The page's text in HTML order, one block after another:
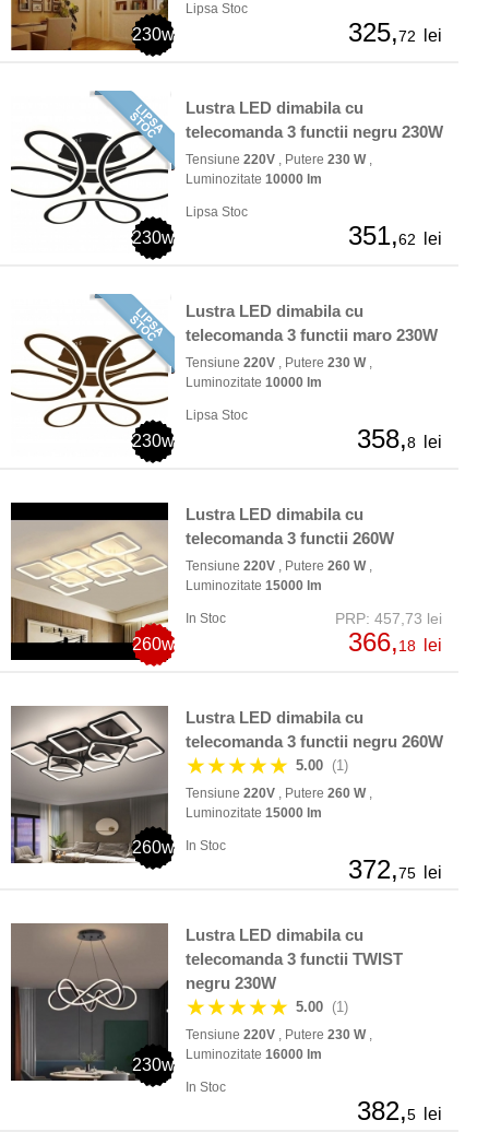
230w
Lipsa Stoc
325,72 lei
230w
Lustra LED dimabila cu
telecomanda 3 functii negru 230W
Tensiune 220V , Putere 230 W,
Luminozitate 10000 lm
Lipsa Stoc
351,62 lei
230w
Lustra LED dimabila cu
telecomanda 3 functii maro 230W
Tensiune 220V , Putere 230 W,
Luminozitate 10000 lm
Lipsa Stoc
358,8 lei
260w
Lustra LED dimabila cu
telecomanda 3 functii 260W
Tensiune 220V , Putere 260 W,
Luminozitate 15000 lm
In Stoc PRP: 457,73 lei
366,18 lei
260w
Lustra LED dimabila cu
telecomanda 3 functii negru 260W
★★★★★ 5.00 (1)
Tensiune 220V , Putere 260 W,
Luminozitate 15000 lm
In Stoc
372,75 lei
230w
Lustra LED dimabila cu
telecomanda 3 functii TWIST
negru 230W
★★★★★ 5.00 (1)
Tensiune 220V , Putere 230 W,
Luminozitate 16000 lm
In Stoc
382,5 lei